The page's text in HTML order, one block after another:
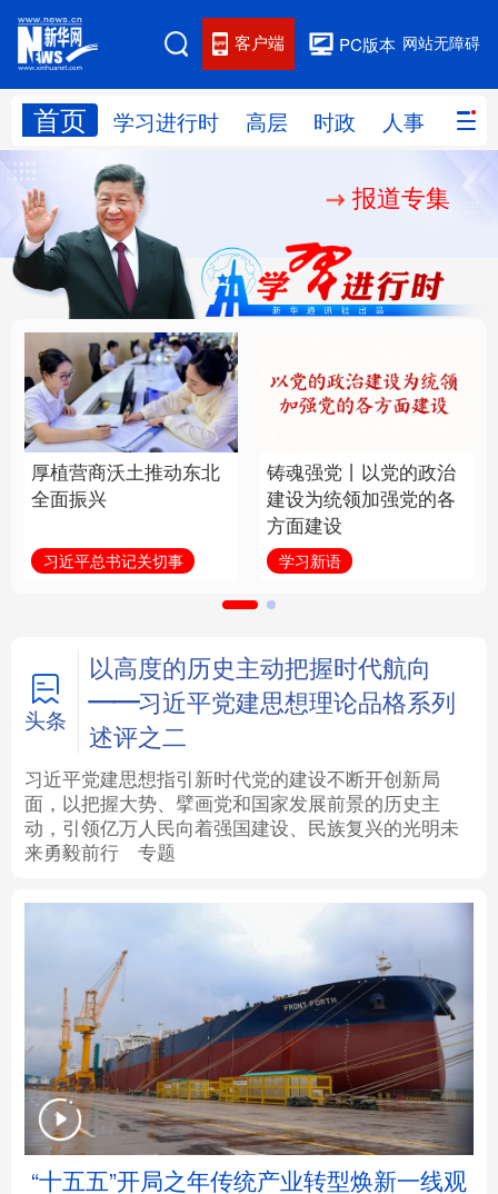
网站无障碍
PC版本
客户端
首页 学习进行时 高层 时政 人事 国际
网站地图
学习进行时 人事
国际 财经 网评
思客智库 全球连线 教育
科技 科创 量子 体育
文化 书画
访谈 视频 图片 政务
学术中国 乡村振兴 银龄 溯源中国
城市 旅游 能源 会展
彩票 娱乐 时尚 悦读
公益 一带一路 亚太网 上市公司
地方频道
北京 天津 河北 山西
辽宁 吉林 上海 江苏
浙江 安徽 福建 江西
报道专集
厚植营商沃土推动东北
全面振兴
习近平总书记关切事
铸魂强党丨以党的政治
建设为统领加强党的各
方面建设
学习新语
头条
以高度的历史主动把握时代航向
——习近平党建思想理论品格系列
述评之二
习近平党建思想指引新时代党的建设不断开创新局
面，以把握大势、擘画党和国家发展前景的历史主
动，引领亿万人民向着强国建设、民族复兴的光明未
来勇毅前行
专题
“十五五”开局之年传统产业转型焕新一线观